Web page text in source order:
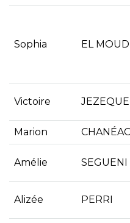
Sophia EL
Victoire
Marion CHANÉAC
Amélie SEGUENI
Alizée PERRI